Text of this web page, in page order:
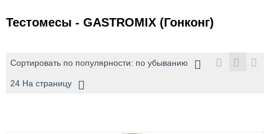
Тестомесы - GASTROMIX (Гонконг)
Сортировать по популярности: по убыванию
24 На страницу